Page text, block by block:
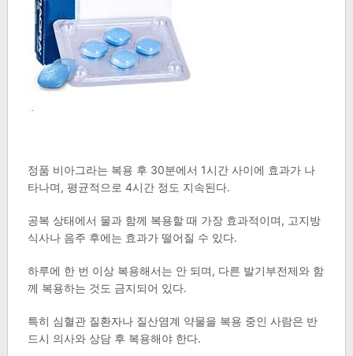
정품 비아그라는 복용 후 30분에서 1시간 사이에 효과가 나
타나며, 평균적으로 4시간 정도 지속된다.
공복 상태에서 물과 함께 복용할 때 가장 효과적이며, 고지방
식사나 음주 후에는 효과가 떨어질 수 있다.
하루에 한 번 이상 복용해서는 안 되며, 다른 발기부전제와 함
께 복용하는 것도 금지되어 있다.
특히 심혈관 질환자나 질산염계 약물을 복용 중인 사람은 반
드시 의사와 상담 후 복용해야 한다.​